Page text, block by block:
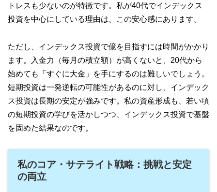
トレスも少ないのが特徴です。私が40代でインデックス
投資を中心にしている理由は、この安心感にあります。
ただし、インデックス投資で億を目指すには時間がかかり
ます。入金力（毎月の積立額）が高くないと、20代から
始めても「すぐに大金」を手にするのは難しいでしょう。
短期投資は一発逆転の可能性があるのに対し、インデック
ス投資は長期の安定が強みです。私の資産形成も、若い頃
の短期投資の学びを活かしつつ、インデックス投資で基盤
を固めた結果なのです。
私のコア・サテライト戦略：挑戦と安定
の両立